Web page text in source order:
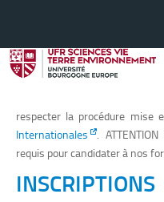
Ces modalités ne
française et/ou disposant
respecter la procédure mise
Internationales
.
requis pour candidater à nos
INSCRIPTIONS